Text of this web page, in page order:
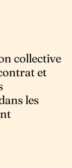
collective
et
les